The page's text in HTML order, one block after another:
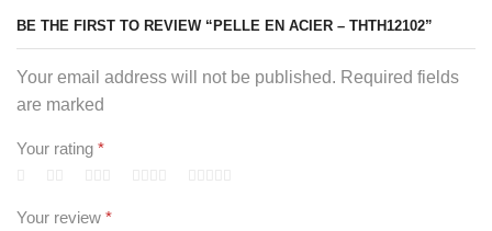
BE THE FIRST TO REVIEW “PELLE EN ACIER – THTH12102”
Your email address will not be published. Required fields
are marked
Your rating *
Your review *